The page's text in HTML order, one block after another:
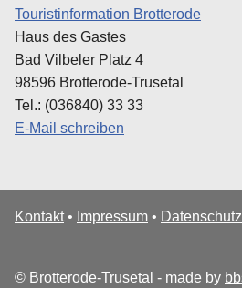
Touristinformation Brotterode
Haus des Gastes
Bad Vilbeler Platz 4
98596 Brotterode-Trusetal
Tel.: (036840) 33 33
E-Mail schreiben
Kontakt• Impressum • Datenschutz
© Brotterode-Trusetal - made by